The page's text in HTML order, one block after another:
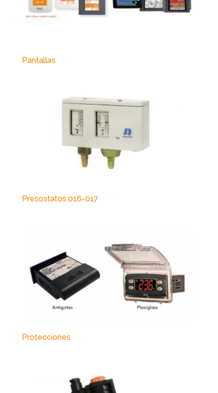
Pantallas
Presostatos 016-017
Protecciones